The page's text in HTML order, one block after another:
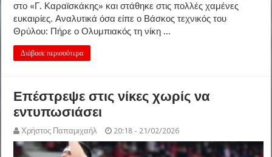
στο «Γ. Καραϊσκάκης» και στάθηκε στις πολλές χαμένες
ευκαιρίες. Αναλυτικά όσα είπε ο Βάσκος τεχνικός του
Θρύλου: Πήρε ο Ολυμπιακός τη νίκη ...
Διάβασε περισσότερα
Επέστρεψε στις νίκες χωρίς να
εντυπωσιάσει
Χρήστος Παπαμιχαήλ 20:18 - 21/02/2026